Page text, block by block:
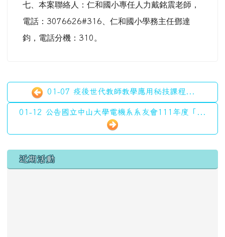
七、本案聯絡人：仁和國小專任人力戴銘震老師，
電話： 3076626#316 、仁和國小學務主任鄧達
鈞，電話分機： 310 。
01-07 疫後世代教師教學應用秘技課程...
01-12 公告國立中山大學電機系系友會111年度「...
左邊區域內容
近期活動